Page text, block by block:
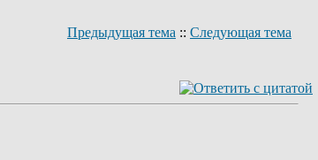
Предыдущая тема :: Следующая тема